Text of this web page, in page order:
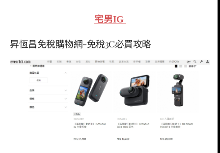
宅男IG
昇恆昌免稅購物網-免稅3C必買攻略